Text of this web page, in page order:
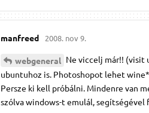
manfreed 2008. nov 9.
webgeneral Ne viccelj már!! (visit
ubuntuhoz is. Photoshopot lehet
Persze ki kell próbálni. Mindenre van
szólva windows-t emulál,